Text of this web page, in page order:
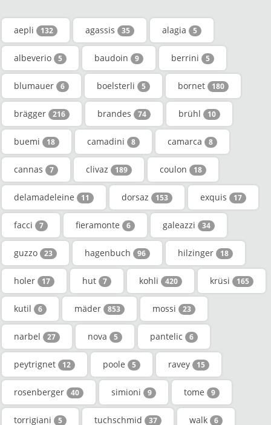
aepli 132 agassis 35 alagia 5
albeverio 5 baudoin 9 berrini 5
blumauer 6 boelsterli 5 bornet 180
brägger 216 brandes 74 brühl 10
buemi 18 camadini 8 camarca 8
cannas 7 clivaz 189 coulon 18
delamadeleine 11 dorsaz 153 exquis 17
facci 7 fieramonte 6 galeazzi 34
guzzo 23 hagenbuch 96 hilzinger 18
holer 17 hut 7 kohli 420 krüsi 165
kutil 6 mäder 853 mossi 23
narbel 27 nova 5 pantelic 6
peytrignet 12 poole 5 ravey 15
rosenberger 40 simioni 9 tome 9
torrigiani 5 tuchschmid 37 walk 6